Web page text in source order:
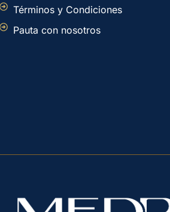
Términos y Condiciones
Pauta con nosotros